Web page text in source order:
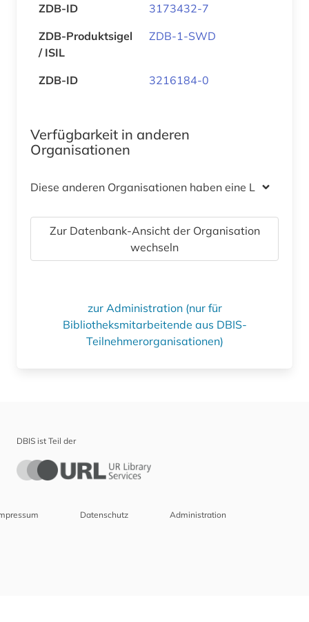
ZDB-ID
3173432-7
ZDB-Produktsigel
/ ISIL
ZDB-1-SWD
ZDB-ID 3216184-0
Verfügbarkeit in anderen
Organisationen
Diese anderen Organisationen haben eine Lizenz
Zur Datenbank-Ansicht der Organisation
wechseln
zur Administration (nur für
Bibliotheksmitarbeitende aus DBIS-
Teilnehmerorganisationen)
DBIS ist Teil der
Datenschutz Administration